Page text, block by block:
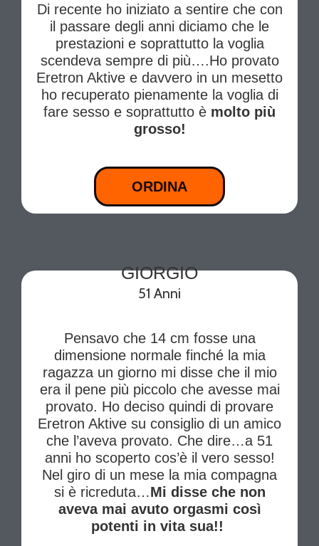
Di recente ho iniziato a sentire che con
il passare degli anni diciamo che le
prestazioni e soprattutto la voglia
scendeva sempre di più….Ho provato
Eretron Aktive e davvero in un mesetto
ho recuperato pienamente la voglia di
fare sesso e soprattutto è molto più
grosso!
ORDINA
GIORGIO
51 Anni
Pensavo che 14 cm fosse una
dimensione normale finché la mia
ragazza un giorno mi disse che il mio
era il pene più piccolo che avesse mai
provato. Ho deciso quindi di provare
Eretron Aktive su consiglio di un amico
che l’aveva provato. Che dire…a 51
anni ho scoperto cos’è il vero sesso!
Nel giro di un mese la mia compagna
si è ricreduta…Mi disse che non
aveva mai avuto orgasmi così
potenti in vita sua!!